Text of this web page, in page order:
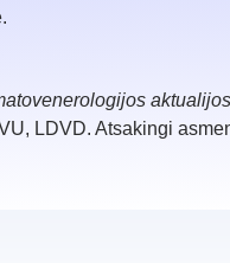
LDVD. Atsakingi